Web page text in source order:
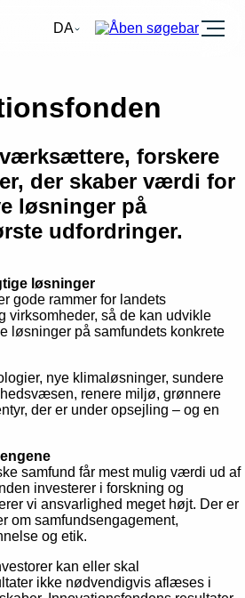
DA Burger
forskere
der skaber værdi for
løsninger på
udfordringer.
løsninger
gode rammer for landets
virksomheder, så de kan udvikle
løsninger på samfundets konkrete
nye klimaløsninger, sundere
renere miljø, grønnere
der er under opsejling – og en
samfund får mest mulig værdi ud af
investerer i forskning og
vi ansvarlighed meget højt. Der er
om samfundsengagement,
og etik.
kan eller skal
ikke nødvendigvis aflæses i